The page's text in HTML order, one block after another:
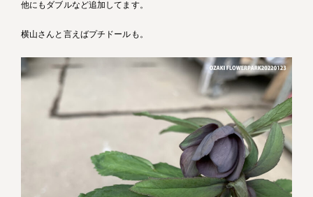
他にもダブルなど追加してます。
横山さんと言えばプチドールも。